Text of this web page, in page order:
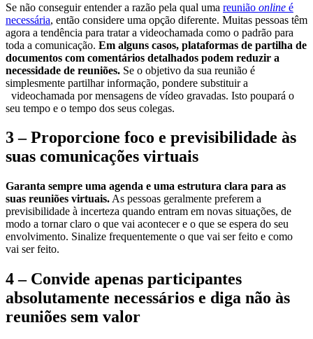
Se não conseguir entender a razão pela qual uma reunião online é
necessária, então considere uma opção diferente. Muitas pessoas têm
agora a tendência para tratar a videochamada como o padrão para
toda a comunicação. Em alguns casos, plataformas de partilha de
documentos com comentários detalhados podem reduzir a
necessidade de reuniões. Se o objetivo da sua reunião é
simplesmente partilhar informação, pondere substituir a
videochamada por mensagens de vídeo gravadas. Isto poupará o
seu tempo e o tempo dos seus colegas.
3 – Proporcione foco e previsibilidade às
suas comunicações virtuais
Garanta sempre uma agenda e uma estrutura clara para as
suas reuniões virtuais. As pessoas geralmente preferem a
previsibilidade à incerteza quando entram em novas situações, de
modo a tornar claro o que vai acontecer e o que se espera do seu
envolvimento. Sinalize frequentemente o que vai ser feito e como
vai ser feito.
4 – Convide apenas participantes
absolutamente necessários e diga não às
reuniões sem valor